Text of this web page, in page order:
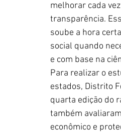
melhorar cada
transparência.
soube a hora
social quando
e com base na
Para realizar o
estados, Distrito
quarta edição do
também
econômico e